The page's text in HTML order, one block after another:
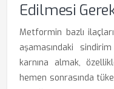
Edilmesi
Metformin bazlı
aşamasındaki
karnına almak,
hemen sonrasında